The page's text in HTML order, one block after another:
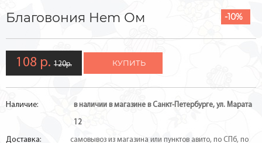
-10%
Благовония Hem Ом
108 р. 120р. КУПИТЬ
Наличие: в наличии в магазине в Санкт-Петербурге, ул. Марата
12
Доставка: самовывоз из магазина или пунктов авито, по СПб, по